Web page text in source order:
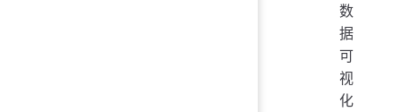
数
据
可
视
化